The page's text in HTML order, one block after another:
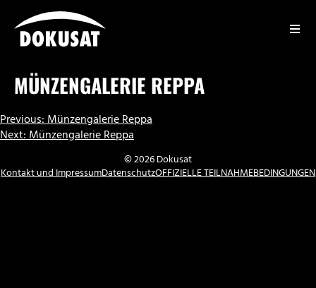
Inhalt
springen
MÜNZENGALERIE REPPA
BEITRAGSNAVIGATION
Previous:Münzengalerie Reppa
Next:Münzengalerie Reppa
© 2026 Dokusat
Kontakt und ImpressumDatenschutzOFFIZIELLE TEILNAHMEBEDINGUNGEN